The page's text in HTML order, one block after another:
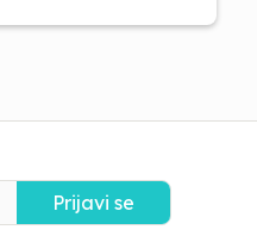
Prijavi se